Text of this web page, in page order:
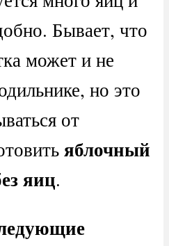
Бывает, что
может и не
но это
от
яблочный
яиц.